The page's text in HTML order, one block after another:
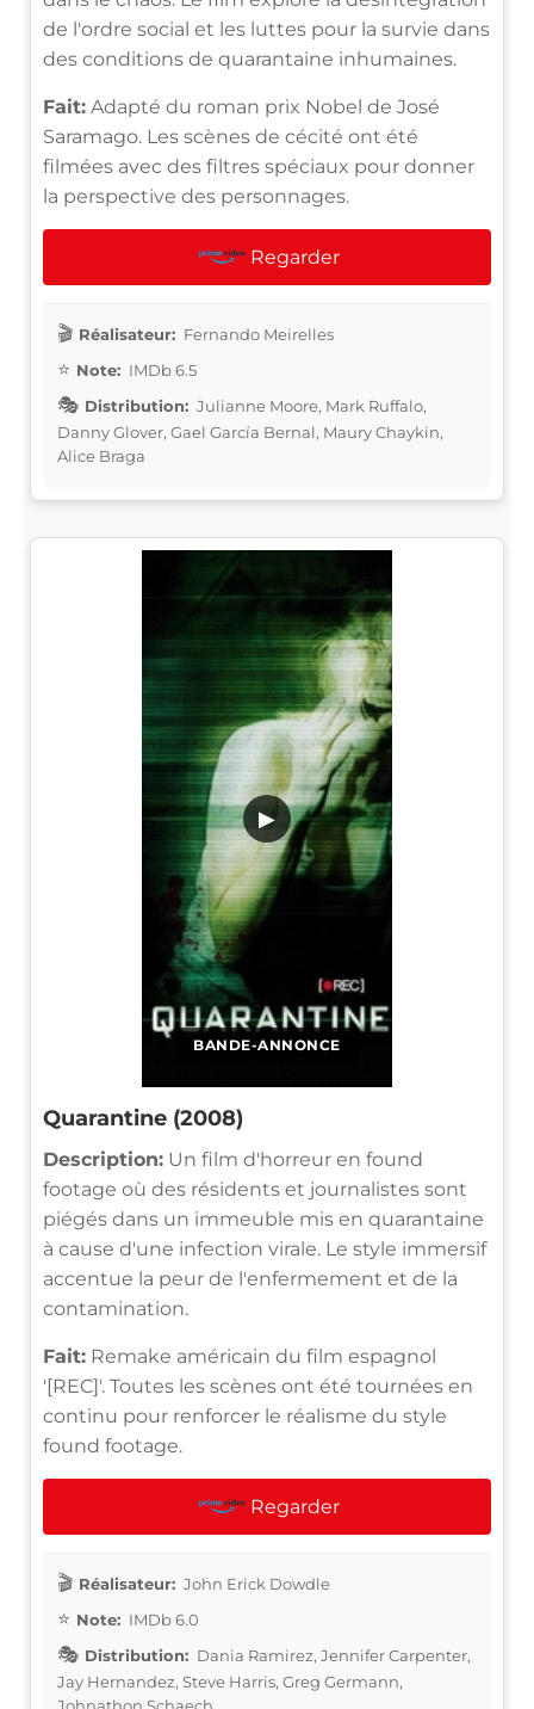
de l'ordre social et les luttes pour la survie dans
des conditions de quarantaine inhumaines.
Fait: Adapté du roman prix Nobel de José
Saramago. Les scènes de cécité ont été
filmées avec des filtres spéciaux pour donner
la perspective des personnages.
Regarder
Réalisateur: Fernando Meirelles
Note: IMDb 6.5
Distribution: Julianne Moore, Mark Ruffalo,
Danny Glover, Gael García Bernal, Maury Chaykin,
Alice Braga
BANDE-ANNONCE
▶
Quarantine (2008)
Description: Un film d'horreur en found
footage où des résidents et journalistes sont
piégés dans un immeuble mis en quarantaine
à cause d'une infection virale. Le style immersif
accentue la peur de l'enfermement et de la
contamination.
Fait: Remake américain du film espagnol
'[REC]'. Toutes les scènes ont été tournées en
continu pour renforcer le réalisme du style
found footage.
Regarder
Réalisateur: John Erick Dowdle
Note: IMDb 6.0
Distribution: Dania Ramirez, Jennifer Carpenter,
Jay Hernandez, Steve Harris, Greg Germann,
Johnathon Schaech